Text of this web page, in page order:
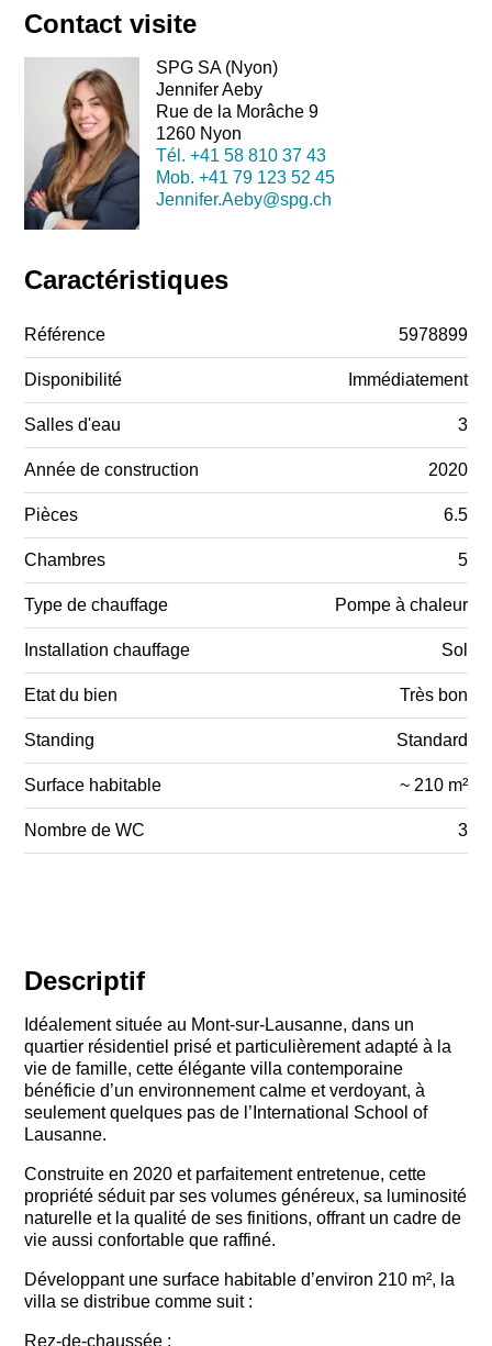
Descriptif
Idéalement située au Mont-sur-Lausanne, dans un
quartier résidentiel prisé et particulièrement adapté à la
vie de famille, cette élégante villa contemporaine
bénéficie d’un environnement calme et verdoyant, à
seulement quelques pas de l’International School of
Lausanne.
Construite en 2020 et parfaitement entretenue, cette
propriété séduit par ses volumes généreux, sa luminosité
naturelle et la qualité de ses finitions, offrant un cadre de
vie aussi confortable que raffiné.
Développant une surface habitable d’environ 210 m², la
villa se distribue comme suit :
Rez-de-chaussée :
Contact visite
SPG SA (Nyon)
Jennifer Aeby
Rue de la Morâche 9
1260 Nyon
Tél. +41 58 810 37 43
Mob. +41 79 123 52 45
Jennifer.Aeby@spg.ch
Caractéristiques
Référence 5978899
Disponibilité Immédiatement
Salles d'eau 3
Année de construction 2020
Pièces 6.5
Chambres 5
Type de chauffage Pompe à chaleur
Installation chauffage Sol
Etat du bien Très bon
Standing Standard
Surface habitable ~ 210 m²
Nombre de WC 3